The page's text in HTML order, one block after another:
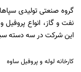
گروه صنعتی تولیدی
نفت و گاز، انواع پروفیل
این شرکت در سه دسته
کارخانه لوله و پروفیل ساوه